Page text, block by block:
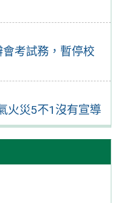
考試務，暫停校
火災5不1沒有宣導